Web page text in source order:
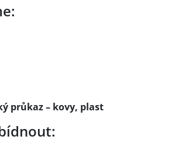
průkaz – kovy, plast